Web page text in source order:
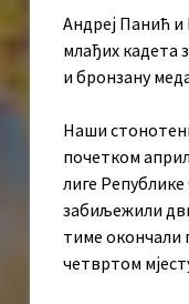
Андреј Панић и
млађих кадета
и бронзану
Наши
почетком
лиге Републике
забиљежили
тиме окончали
четвртом